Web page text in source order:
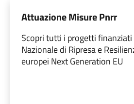
Attuazione Misure Pnrr
Scopri tutti i progetti finanziati
Nazionale di Ripresa e
europei Next Generation EU